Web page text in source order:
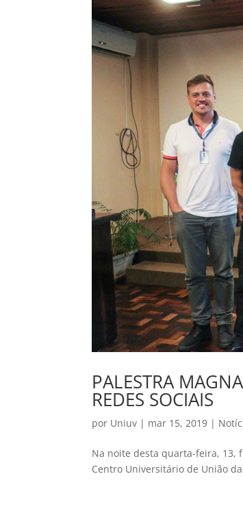
PALESTRA
REDES SOCIAIS
por Uniuv | mar 15, 2019 |
Na noite desta quarta-feira, 13,
Centro Universitário de União